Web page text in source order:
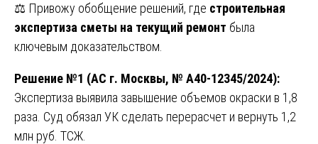
⚖️ Привожу обобщение решений, где строительная
экспертиза сметы на текущий ремонт была
ключевым доказательством.
Решение №1 (АС г. Москвы, № А40-12345/2024):
Экспертиза выявила завышение объемов окраски в 1,8
раза. Суд обязал УК сделать перерасчет и вернуть 1,2
млн руб. ТСЖ.